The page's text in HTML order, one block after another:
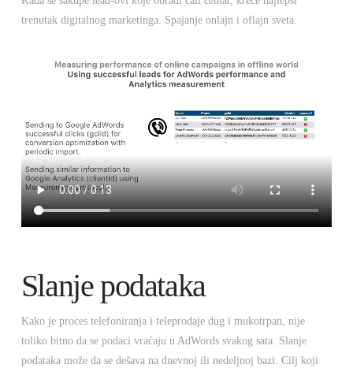
trenutak digitalnog marketinga. Spajanje onlajn i oflajn sveta.
Slanje podataka
Kako je proces telefoniranja i teleprodaje dug i mukotrpan, nije
toliko bitno da se podaci vraćaju u AdWords svakog sata. Slanje
podataka može da se dešava na dnevnoj ili nedeljnoj bazi. Cilj koji